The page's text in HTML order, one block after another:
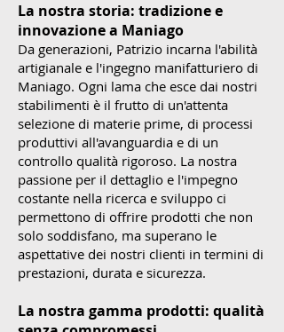
La nostra storia: tradizione e
innovazione a Maniago
Da generazioni, Patrizio incarna l'abilità
artigianale e l'ingegno manifatturiero di
Maniago. Ogni lama che esce dai nostri
stabilimenti è il frutto di un'attenta
selezione di materie prime, di processi
produttivi all'avanguardia e di un
controllo qualità rigoroso. La nostra
passione per il dettaglio e l'impegno
costante nella ricerca e sviluppo ci
permettono di offrire prodotti che non
solo soddisfano, ma superano le
aspettative dei nostri clienti in termini di
prestazioni, durata e sicurezza.
La nostra gamma prodotti: qualità